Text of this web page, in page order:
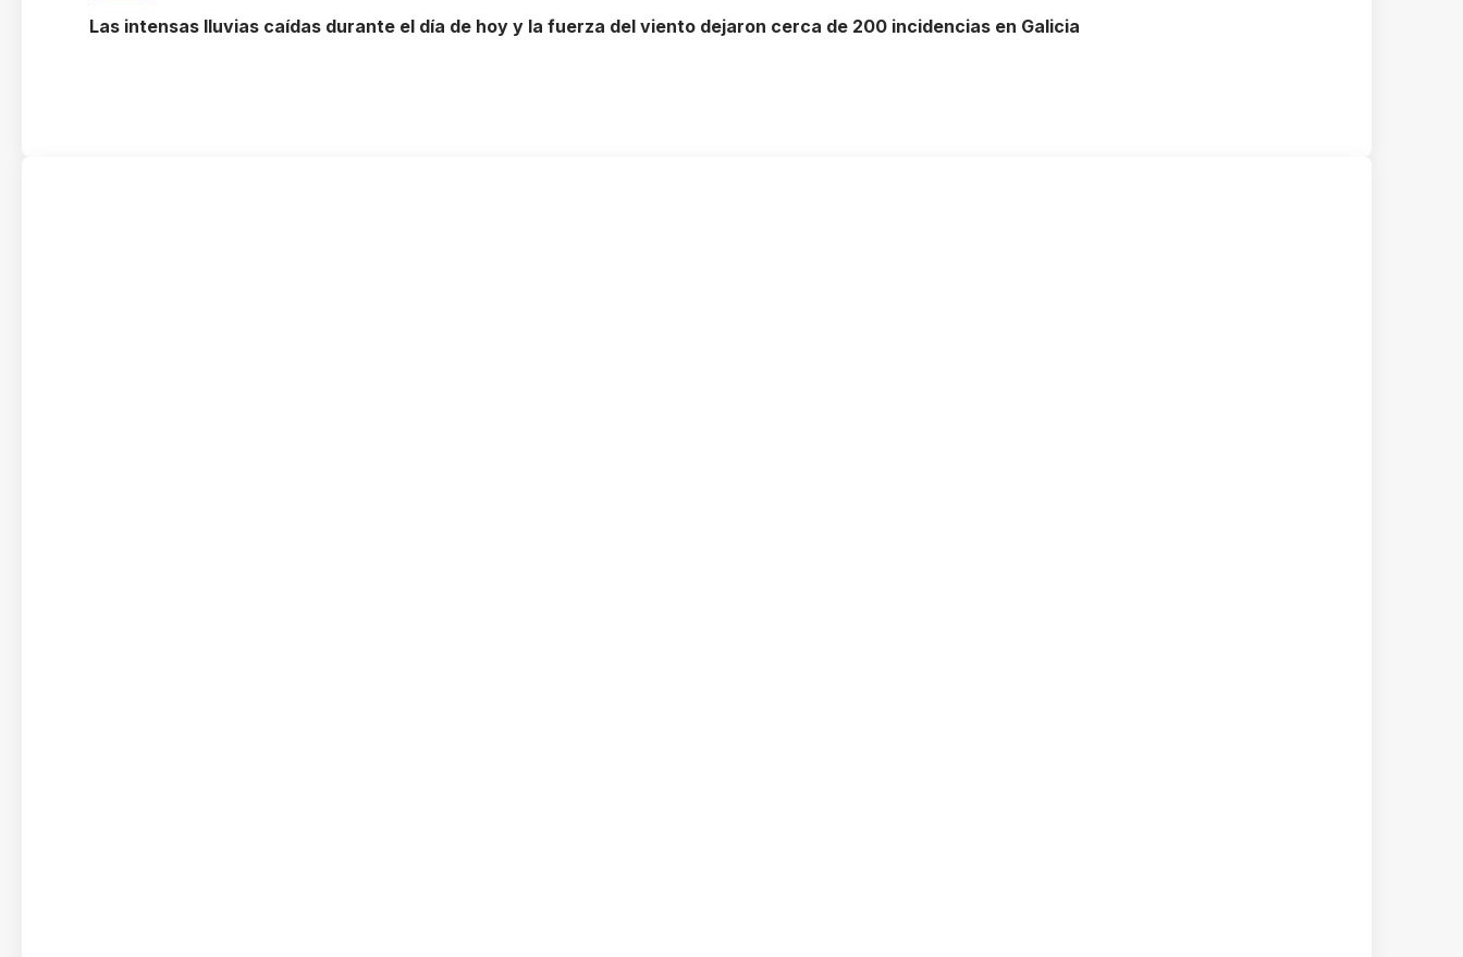
Las intensas lluvias caídas durante el día de hoy y la fuerza del viento dejaron cerca de 200 incidencias en Galicia